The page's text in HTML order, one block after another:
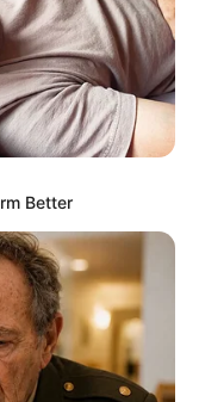
Το πρόγραμμα
Voice of Holland
όπου οι
με
να τους
οι
μέχρι την
η εκπομπή
κοινό και έχει
Better